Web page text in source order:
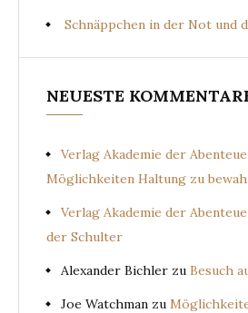
Schnäppchen in der Not und
NEUESTE
Verlag Akademie der
Möglichkeiten Haltung zu
Verlag Akademie der
der Schulter
Alexander Bichler zu Besuch
Joe Watchman zu